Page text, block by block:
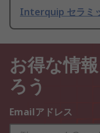
Interquip セラミ
お得な情
ろう
Emailアドレス